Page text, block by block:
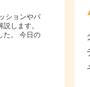
ションやバ
します。
た。 今日の